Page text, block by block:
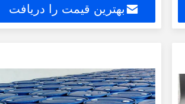
بهترین قیمت را دریافت